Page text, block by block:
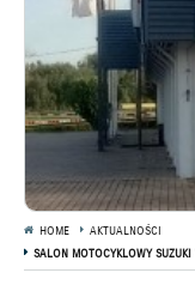
HOME
AKTUALNOŚCI
SALON MOTOCYKLOWY